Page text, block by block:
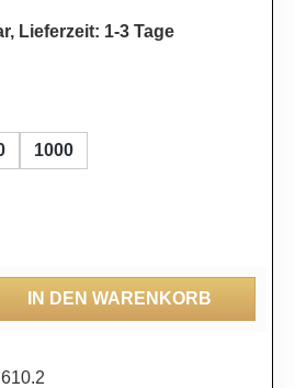
Lieferzeit: 1-3 Tage
1000
Gib den gewünschten
IN DEN WARENKORB